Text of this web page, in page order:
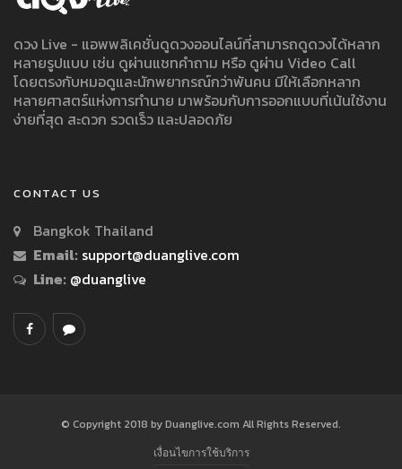
ดวง Live - แอพพลิเคชั่นดูดวงออนไลน์ที่สามารถดูดวงได้หลาก
หลายรูปแบบ เช่น ดูผ่านแชทคำถาม หรือ ดูผ่าน Video Call
โดยตรงกับหมอดูและนักพยากรณ์กว่าพันคน มีให้เลือกหลาก
หลายศาสตร์แห่งการทำนาย มาพร้อมกับการออกแบบที่เน้นใช้งาน
ง่ายที่สุด สะดวก รวดเร็ว และปลอดภัย
CONTACT US
Bangkok Thailand
Email: support@duanglive.com
Line: @duanglive
© Copyright 2018 by Duanglive.com All Rights Reserved.
เงื่อนไขการใช้บริการ